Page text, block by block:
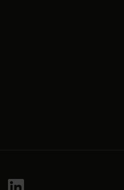
LinkedIn